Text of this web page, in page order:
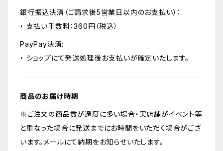
銀行振込決済（ご請求後5営業日以内のお支払い）：
・ 支払い手数料：360円（税込）
PayPay決済:
・ ショップにて発送処理後お支払いが確定いたします。
商品のお届け時期
※ご注文の商品数が過度に多い場合・実店舗がイベント等
と重なった場合に発送までにお時間をいただく場合がござ
います。メールにて納期をお知らせいたします。